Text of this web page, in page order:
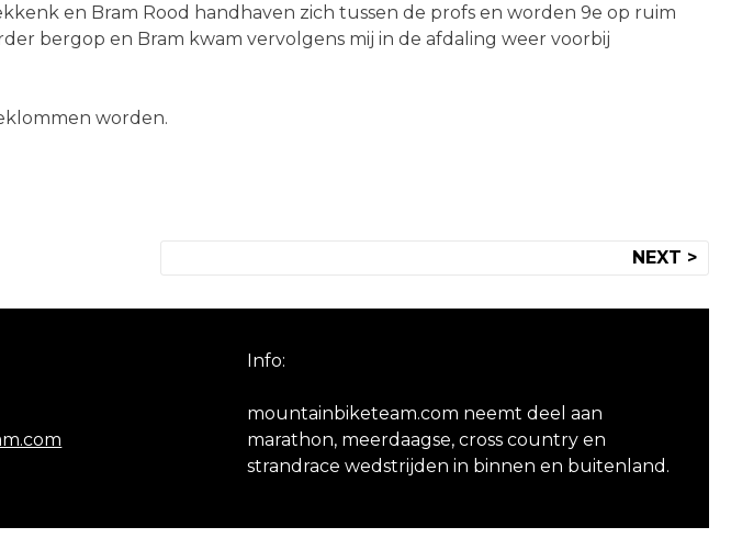
en Bram Rood handhaven zich tussen de profs en worden 9e op ruim
bergop en Bram kwam vervolgens mij in de afdaling weer voorbij
worden.
NEXT >
Info:
mountainbiketeam.com neemt deel aan
marathon, meerdaagse, cross country en
strandrace wedstrijden in binnen en buitenland.